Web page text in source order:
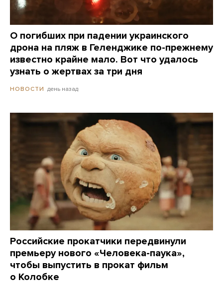
О погибших при падении украинского
дрона на пляж в Геленджике по-прежнему
известно крайне мало. Вот что удалось
узнать о жертвах за три дня
НОВОСТИ день назад
Российские прокатчики передвинули
премьеру нового «Человека-паука»,
чтобы выпустить в прокат фильм
о Колобке